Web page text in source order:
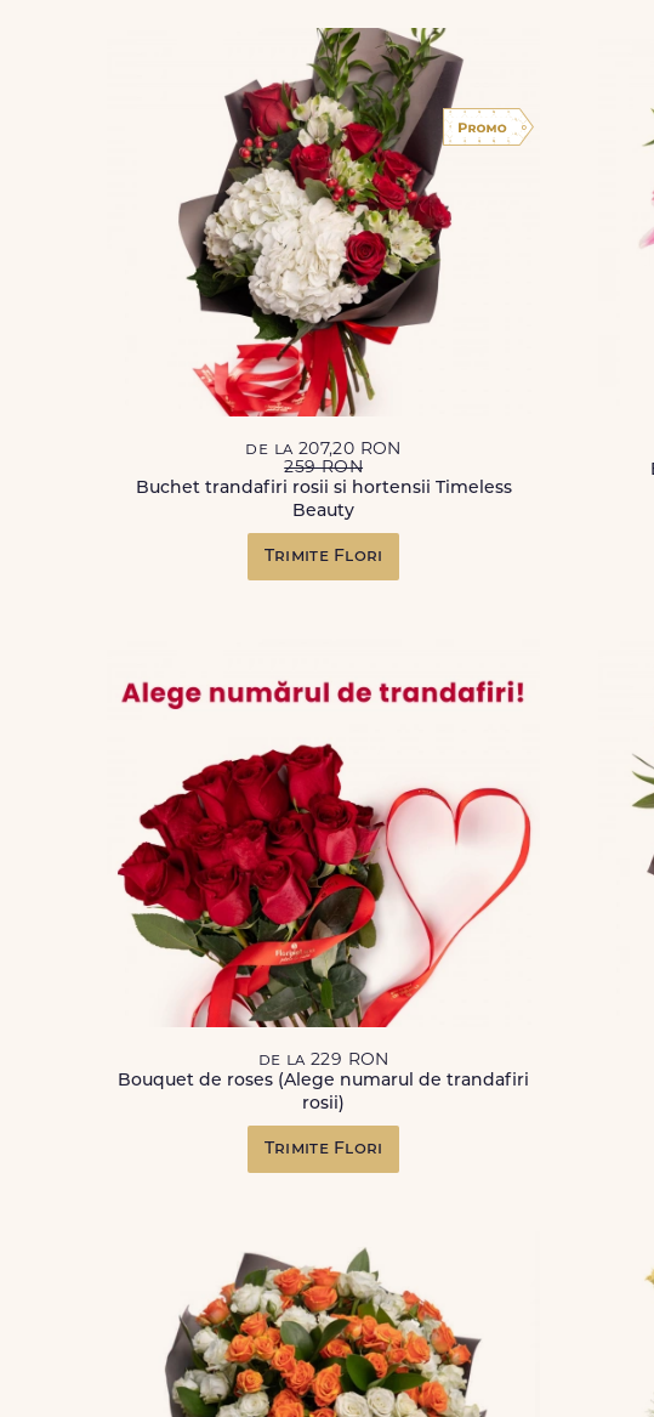
de la 207,20 RON
259 RON
Buchet trandafiri rosii si hortensii Timeless
Beauty
Trimite Flori
de la 229 RON
Bouquet de roses (Alege numarul de trandafiri
rosii)
Trimite Flori